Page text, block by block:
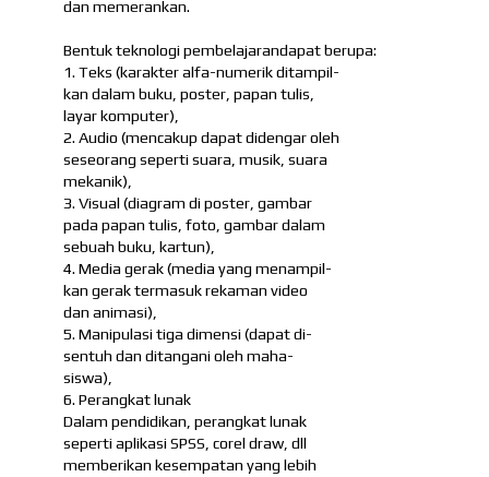
dan memerankan.
Bentuk teknologi pembelajarandapat berupa:
1. Teks (karakter alfa-numerik ditampil-
kan dalam buku, poster, papan tulis,
layar komputer),
2. Audio (mencakup dapat didengar oleh
seseorang seperti suara, musik, suara
mekanik),
3. Visual (diagram di poster, gambar
pada papan tulis, foto, gambar dalam
sebuah buku, kartun),
4. Media gerak (media yang menampil-
kan gerak termasuk rekaman video
dan animasi),
5. Manipulasi tiga dimensi (dapat di-
sentuh dan ditangani oleh maha-
siswa),
6. Perangkat lunak
Dalam pendidikan, perangkat lunak
seperti aplikasi SPSS, corel draw, dll
memberikan kesempatan yang lebih